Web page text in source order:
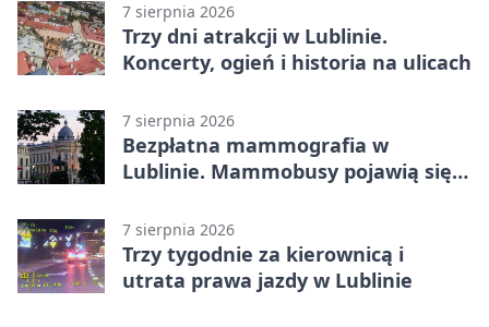
7 sierpnia 2026
Trzy dni atrakcji w Lublinie.
Koncerty, ogień i historia na ulicach
7 sierpnia 2026
Bezpłatna mammografia w
Lublinie. Mammobusy pojawią się
7 sierpnia 2026
Trzy tygodnie za kierownicą i
utrata prawa jazdy w Lublinie